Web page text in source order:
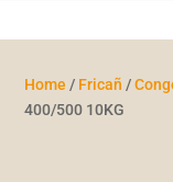
Home / Fricañ /
400/500 10KG